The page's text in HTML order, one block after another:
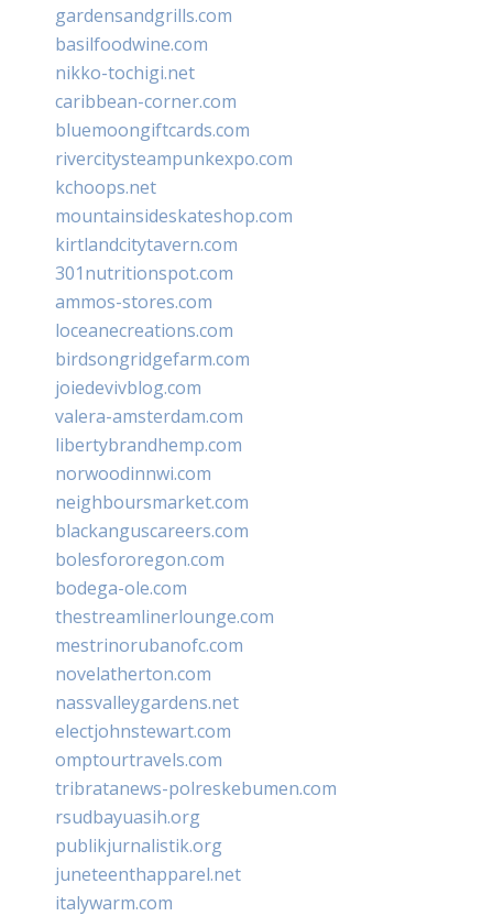
gardensandgrills.com
basilfoodwine.com
nikko-tochigi.net
caribbean-corner.com
bluemoongiftcards.com
rivercitysteampunkexpo.com
kchoops.net
mountainsideskateshop.com
kirtlandcitytavern.com
301nutritionspot.com
ammos-stores.com
loceanecreations.com
birdsongridgefarm.com
joiedevivblog.com
valera-amsterdam.com
libertybrandhemp.com
norwoodinnwi.com
neighboursmarket.com
blackanguscareers.com
bolesfororegon.com
bodega-ole.com
thestreamlinerlounge.com
mestrinorubanofc.com
novelatherton.com
nassvalleygardens.net
electjohnstewart.com
omptourtravels.com
tribratanews-polreskebumen.com
rsudbayuasih.org
publikjurnalistik.org
juneteenthapparel.net
italywarm.com